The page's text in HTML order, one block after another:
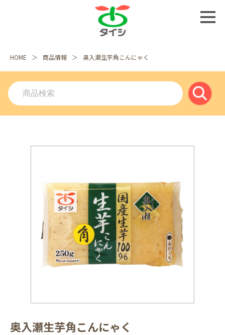
HOME 商品情報 奥入瀬生芋角こんにゃく
奥入瀬生芋角こんにゃく